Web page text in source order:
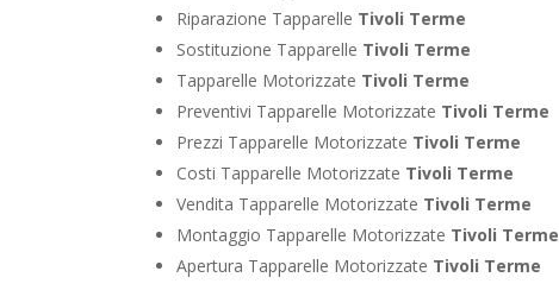
Riparazione Tapparelle Tivoli Terme
Sostituzione Tapparelle Tivoli Terme
Tapparelle Motorizzate Tivoli Terme
Preventivi Tapparelle Motorizzate Tivoli Terme
Prezzi Tapparelle Motorizzate Tivoli Terme
Costi Tapparelle Motorizzate Tivoli Terme
Vendita Tapparelle Motorizzate Tivoli Terme
Montaggio Tapparelle Motorizzate Tivoli Terme
Apertura Tapparelle Motorizzate Tivoli Terme